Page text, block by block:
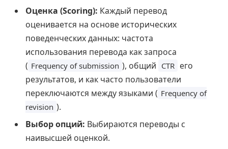
Оценка (Scoring): Каждый перевод
оценивается на основе исторических
поведенческих данных: частота
использования перевода как запроса
( Frequency of submission ), общий CTR его
результатов, и как часто пользователи
переключаются между языками ( Frequency of
revision ).
Выбор опций: Выбираются переводы с
наивысшей оценкой.